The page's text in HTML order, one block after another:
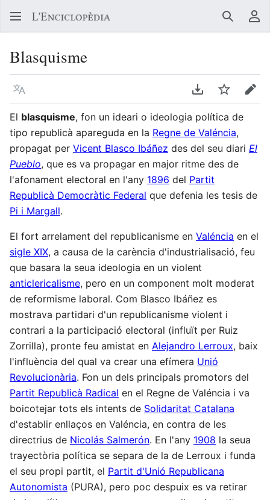
Buscar
Blasquisme
Llegir en un atre idioma Descarregar en
Vigilar
El blasquisme, fon un ideari o ideologia política de
tipo republicà apareguda en la Regne de Valéncia,
propagat per Vicent Blasco Ibáñez des del seu diari El
Pueblo, que es va propagar en major ritme des de
l'afonament electoral en l'any 1896 del Partit
Republicà Democràtic Federal que defenia les tesis de
Pi i Margall.
El fort arrelament del republicanisme en Valéncia en el
sigle XIX, a causa de la carència d'industrialisació, feu
que basara la seua ideologia en un violent
anticlericalisme, pero en un component molt moderat
de reformisme laboral. Com Blasco Ibáñez es
mostrava partidari d'un republicanisme violent i
contrari a la participació electoral (influït per Ruiz
Zorrilla), pronte feu amistat en Alejandro Lerroux, baix
l'influència del qual va crear una efímera Unió
Revolucionària. Fon un dels principals promotors del
Partit Republicà Radical en el Regne de Valéncia i va
boicotejar tots els intents de Solidaritat Catalana
d'establir enllaços en Valéncia, en contra de les
directrius de Nicolás Salmerón. En l'any 1908 la seua
trayectòria política se separa de la de Lerroux i funda
el seu propi partit, el Partit d'Unió Republicana
Autonomista (PURA), pero poc despuix es va retirar